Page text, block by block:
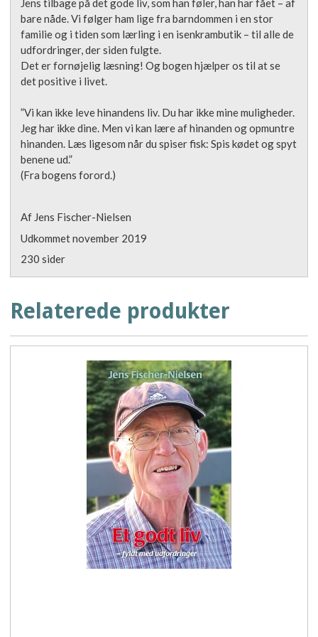
Jens tilbage på det gode liv, som han føler, han har fået – af
bare nåde. Vi følger ham lige fra barndommen i en stor
familie og i tiden som lærling i en isenkrambutik – til alle de
udfordringer, der siden fulgte.
Det er fornøjelig læsning! Og bogen hjælper os til at se
det positive i livet.
”Vi kan ikke leve hinandens liv. Du har ikke mine muligheder.
Jeg har ikke dine. Men vi kan lære af hinanden og opmuntre
hinanden. Læs ligesom når du spiser fisk: Spis kødet og spyt
benene ud.”
(Fra bogens forord.)
Af Jens Fischer-Nielsen
Udkommet november 2019
230 sider
Relaterede produkter